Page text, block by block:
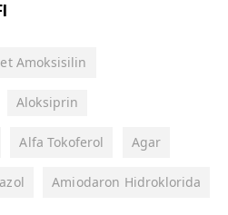
Amoksisilin
Aloksiprin
Alfa Tokoferol Agar
Amiodaron Hidroklorida